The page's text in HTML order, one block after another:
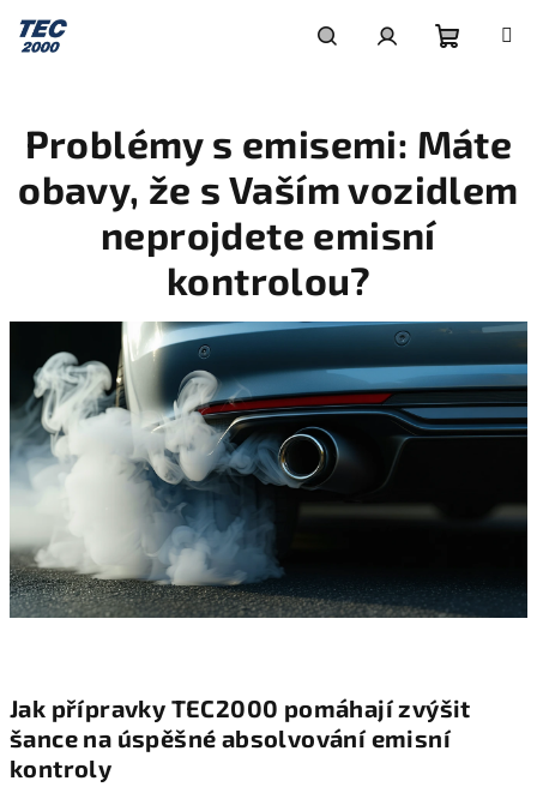
obsah
košík
Problémy s emisemi: Máte
obavy, že s Vaším vozidlem
neprojdete emisní
kontrolou?
Jak přípravky TEC2000 pomáhají zvýšit
šance na úspěšné absolvování emisní
kontroly